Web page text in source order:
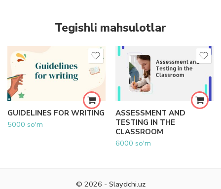
Tegishli mahsulotlar
GUIDELINES FOR WRITING
5000 so'm
ASSESSMENT AND
TESTING IN THE
CLASSROOM
6000 so'm
© 2026 - Slaydchi.uz